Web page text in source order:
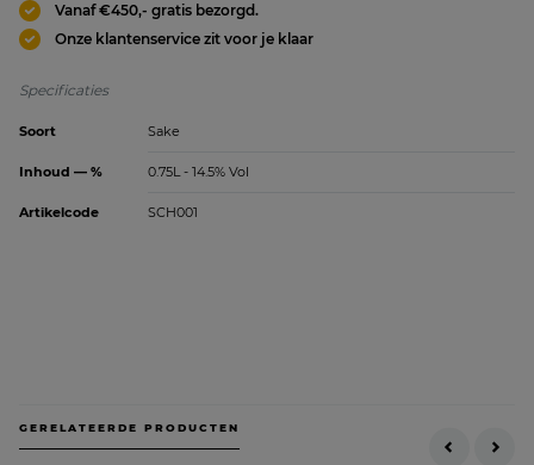
Vanaf €450,- gratis bezorgd.
Onze klantenservice zit voor je klaar
Specificaties
Soort Sake
Inhoud — % 0.75L - 14.5% Vol
Artikelcode SCH001
GERELATEERDE PRODUCTEN